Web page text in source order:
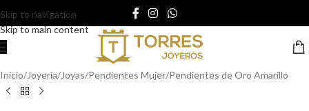
Skip to navigation
Skip to main content
Inicio/Joyería/Joyas/Pendientes Mujer/Pendientes de Oro Amarillo